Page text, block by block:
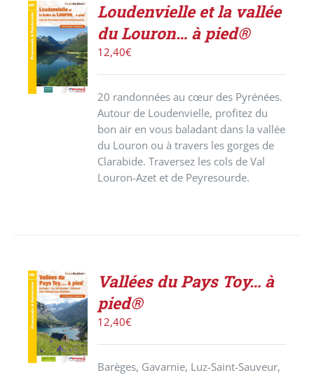
ACHETER
LE
PRODUIT
/
DÉTAILS
Loudenvielle et la vallée
du Louron… à pied®
12,40€
20 randonnées au cœur des Pyrénées.
Autour de Loudenvielle, profitez du
bon air en vous baladant dans la vallée
du Louron ou à travers les gorges de
Clarabide. Traversez les cols de Val
Louron-Azet et de Peyresourde.
ACHETER
LE
PRODUIT
/
DÉTAILS
Vallées du Pays Toy… à
pied®
12,40€
Barèges, Gavarnie, Luz-Saint-Sauveur,